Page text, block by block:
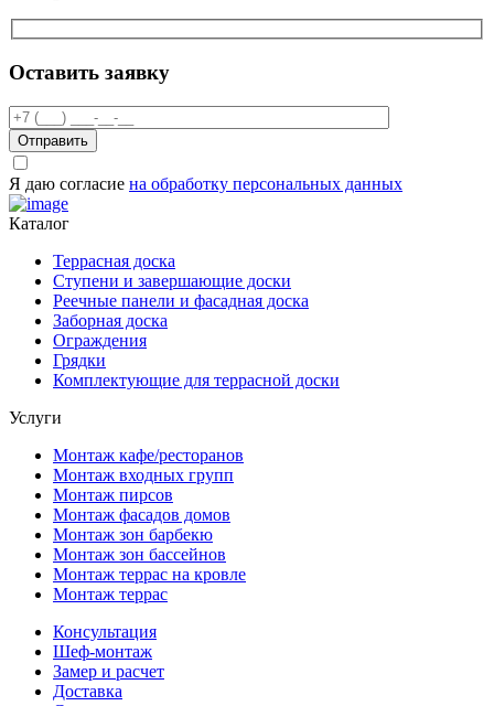
Оставить заявку
Отправить
Я даю согласие на обработку персональных данных
Каталог
Террасная доска
Ступени и завершающие доски
Реечные панели и фасадная доска
Заборная доска
Ограждения
Грядки
Комплектующие для террасной доски
Услуги
Монтаж кафе/ресторанов
Монтаж входных групп
Монтаж пирсов
Монтаж фасадов домов
Монтаж зон барбекю
Монтаж зон бассейнов
Монтаж террас на кровле
Монтаж террас
Консультация
Шеф-монтаж
Замер и расчет
Доставка